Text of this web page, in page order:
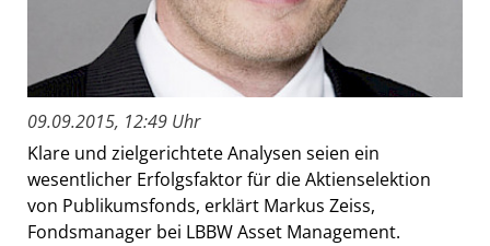
09.09.2015, 12:49 Uhr
Klare und zielgerichtete Analysen seien ein
wesentlicher Erfolgsfaktor für die Aktienselektion
von Publikumsfonds, erklärt Markus Zeiss,
Fondsmanager bei LBBW Asset Management.